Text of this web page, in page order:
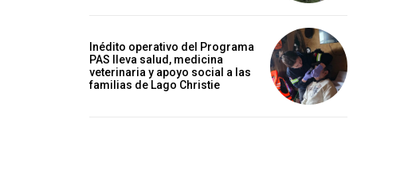
Inédito operativo del Programa
PAS lleva salud, medicina
veterinaria y apoyo social a las
familias de Lago Christie